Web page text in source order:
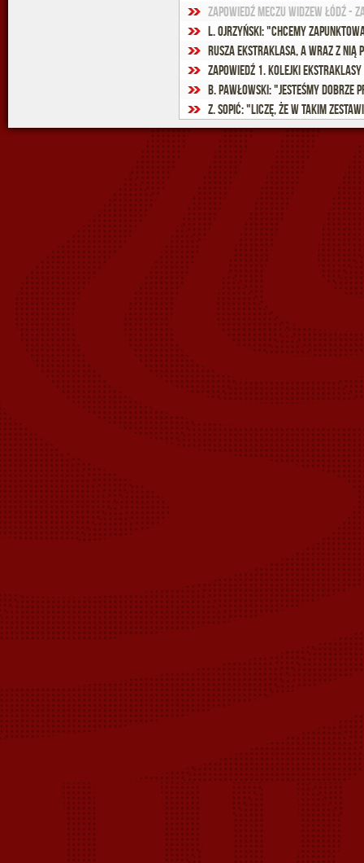
Zapowiedź meczu Widzew Łódź -
L. Ojrzyński: "Chcemy
Rusza Ekstraklasa, a wraz z nią
Zapowiedź 1. kolejki Ekstraklasy
B. Pawłowski: "Jesteśmy
Z. Sopić: "Liczę, że w takim